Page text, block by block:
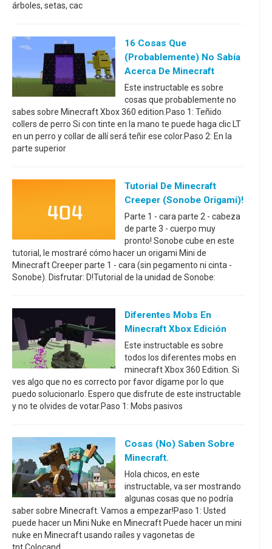
árboles, setas, cac
16 Cosas Que
(probablemente) No Sabía
Acerca De Minecraft
Este instructable es sobre
cosas que probablemente no
sabes sobre Minecraft Xbox 360 edition.Paso 1: Teñido
collers de perro Si con tinte en la mano te puede haga clic LT
en un perro y collar de allí será teñir ese color.Paso 2: En la
parte superior
Tutorial De Minecraft
Creeper (Sonobe Origami)!
Parte 1 - cara parte 2 - cabeza
de parte 3 - cuerpo muy
pronto! Sonobe cube en este
tutorial, le mostraré cómo hacer un origami Mini de
Minecraft Creeper parte 1 - cara (sin pegamento ni cinta -
Sonobe). Disfrutar: D!Tutorial de la unidad de Sonobe:
Diferentes Mobs En
Minecraft Xbox Edición
Este instructable es sobre
todos los diferentes mobs en
minecraft Xbox 360 Edition. Si
ves algo que no es correcto por favor dígame por lo que
puedo solucionarlo. Espero que disfrute de este instructable
y no te olvides de votar.Paso 1: Mobs pasivos
Cosas (no) Saben Sobre
Minecraft.
Hola chicos, en este
instructable, va ser mostrando
algunas cosas que no podría
saber sobre Minecraft. Vamos a empezar!Paso 1: Usted
puede hacer un Mini Nuke en Minecraft Puede hacer un mini
nuke en Minecraft usando raíles y vagonetas de